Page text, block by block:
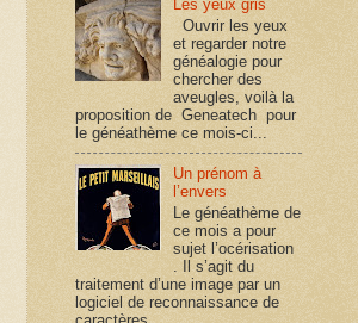
Les yeux gris
Ouvrir les yeux
et regarder notre
généalogie pour
chercher des
aveugles, voilà la
proposition de Geneatech pour
le généathème ce mois-ci...
Un prénom à
l’envers
Le généathème de
ce mois a pour
sujet l’océrisation
. Il s’agit du
traitement d’une image par un
logiciel de reconnaissance de